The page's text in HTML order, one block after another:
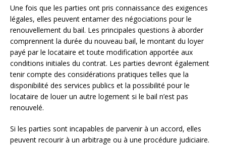
Une fois que les parties ont pris connaissance des exigences
légales, elles peuvent entamer des négociations pour le
renouvellement du bail. Les principales questions à aborder
comprennent la durée du nouveau bail, le montant du loyer
payé par le locataire et toute modification apportée aux
conditions initiales du contrat. Les parties devront également
tenir compte des considérations pratiques telles que la
disponibilité des services publics et la possibilité pour le
locataire de louer un autre logement si le bail n’est pas
renouvelé.
Si les parties sont incapables de parvenir à un accord, elles
peuvent recourir à un arbitrage ou à une procédure judiciaire.